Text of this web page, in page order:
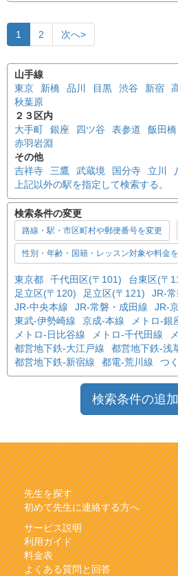
1 2 次へ>
山手線
東京
新橋 品川 目黒 渋谷 新宿
秋葉原
２３区内
大手町
銀座 四ツ谷 表参道 飯田橋
赤羽岩淵
その他
吉祥寺
三鷹 武蔵境 国分寺 立川
上記以外の駅を指定して検索する。
検索条件の変更
路線・駅・市区町村や郵便番号を変更
性別・年齢・国籍・レッスン対象や料金
東京都 千代田区(〒101) 台東区(〒
足立区(〒120)
足立区(〒121) JR-
JR-中央本線
JR-常磐・成田線 JR-
東武-伊勢崎線
京成-本線 メトロ-銀
メトロ-日比谷線
メトロ-千代田線
都営地下鉄-大江戸線
都営地下鉄-浅
都営地下鉄-新宿線
都電-荒川線 つ
検索条件の追
先生を探す
初めて先生に連絡する方へ
サービス説明
利用ガイド
料金表
よくある質問と回答